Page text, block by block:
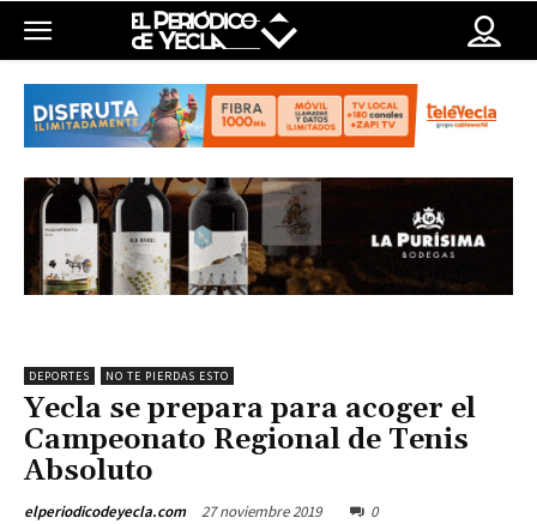
DEPORTES NO TE PIERDAS ESTO
Yecla se prepara para acoger el
Campeonato Regional de Tenis
Absoluto
elperiodicodeyecla.com 27 noviembre 2019 0